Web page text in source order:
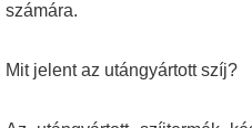
számára.
Mit jelent az utángyártott szíj?